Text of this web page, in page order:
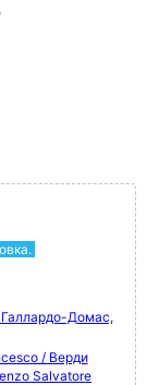
Домас,
/ Верди
Salvatore